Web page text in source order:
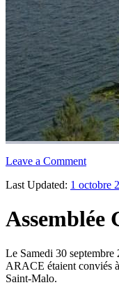
Leave a Comment
Last Updated: 1 octobre
Assemblée
Le Samedi 30 septembre
ARACE étaient conviés
Saint-Malo.